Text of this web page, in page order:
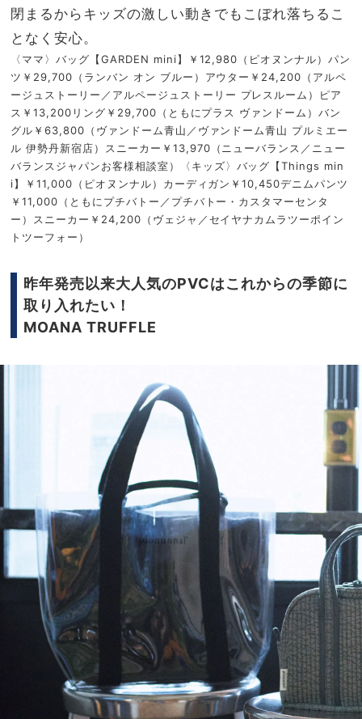
閉まるからキッズの激しい動きでもこぼれ落ちるこ
となく安心。
〈ママ〉バッグ【GARDEN mini】￥ 12,980 （ピオヌンナル）パン
ツ￥ 29,700 （ランバン オン ブルー）アウター￥ 24,200 （アルペ
ージュストーリー／アルページュストーリー プレスルーム）ピア
ス￥ 13,200 リング￥ 29,700 （ともにプラス ヴァンドーム）バン
グル￥ 63,800 （ヴァンドーム青山／ヴァンドーム青山 プルミエー
ル 伊勢丹新宿店）スニーカー￥ 13,970 （ニューバランス／ニュー
バランスジャパンお客様相談室）〈キッズ〉バッグ【Things min
i】￥ 11,000 （ピオヌンナル）カーディガン￥10,450デニムパンツ
￥ 11,000 （ともにプチバトー／プチバトー・カスタマーセンタ
ー）スニーカー￥ 24,200 （ヴェジャ／セイヤナカムラツーポイン
トツーフォー）
昨年発売以来大人気のPVCはこれからの季節に
取り入れたい！
MOANA TRUFFLE